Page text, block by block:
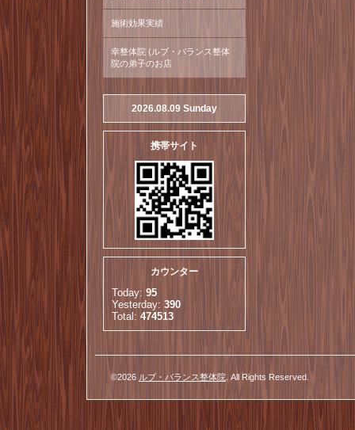
施術効果実績
幸整体院 (ルブ・バランス整体
院の弟子のお店
2026.08.09 Sunday
携帯サイト
カウンター
Today: 95
Yesterday: 390
Total: 474513
©2026 ルブ・バランス整体院 . All Rights Reserved.